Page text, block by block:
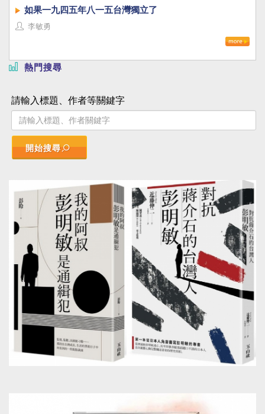
如果一九四五年八一五台灣獨立了
李敏勇
熱門搜尋
請輸入標題、作者等關鍵字
開始搜尋